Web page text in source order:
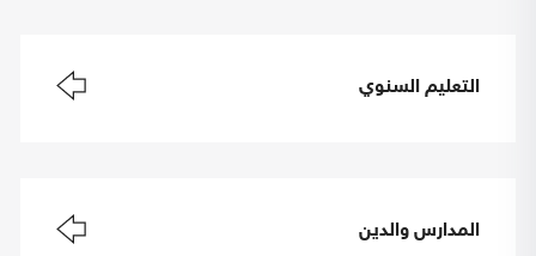
التعليم السنوي
المدارس والدين